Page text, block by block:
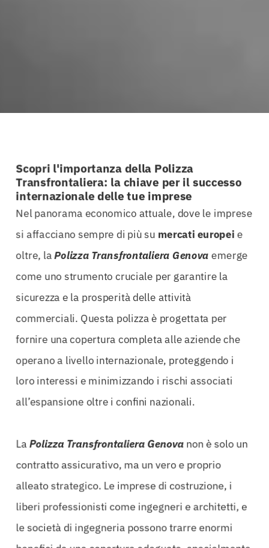
Scopri l'importanza della Polizza
Transfrontaliera: la chiave per il successo
internazionale delle tue imprese
Nel panorama economico attuale, dove le imprese
si affacciano sempre di più su mercati europei e
oltre, laPolizza Transfrontaliera Genova emerge
come uno strumento cruciale per garantire la
sicurezza e la prosperità delle attività
commerciali. Questa polizza è progettata per
fornire una copertura completa alle aziende che
operano a livello internazionale, proteggendo i
loro interessi e minimizzando i rischi associati
all’espansione oltre i confini nazionali.
La Polizza Transfrontaliera Genova non è solo un
contratto assicurativo, ma un vero e proprio
alleato strategico. Le imprese di costruzione, i
liberi professionisti come ingegneri e architetti, e
le società di ingegneria possono trarre enormi